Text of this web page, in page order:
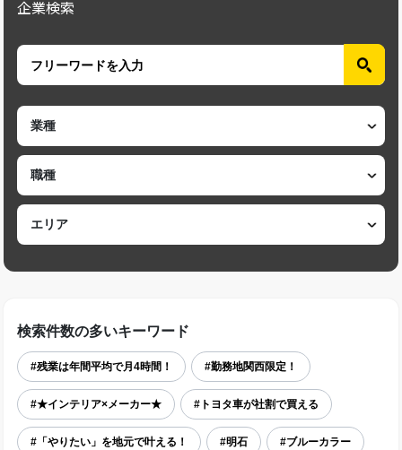
企業検索
検索件数の多いキーワード
#残業は年間平均で月4時間！ #勤務地関西限定！
#★インテリア×メーカー★ #トヨタ車が社割で買える
#「やりたい」を地元で叶える！ #明石 #ブルーカラー